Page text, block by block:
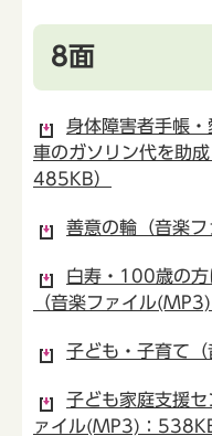
8面
身体障害者手帳
車のガソリン代を助
485KB）
善意の輪（音楽
白寿・100歳の方
（音楽ファイル
子ども・子育て
子ども家庭支援
ァイル(MP3)：